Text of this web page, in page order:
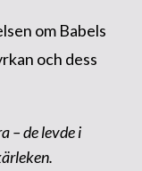
om Babels
och dess
– de levde i